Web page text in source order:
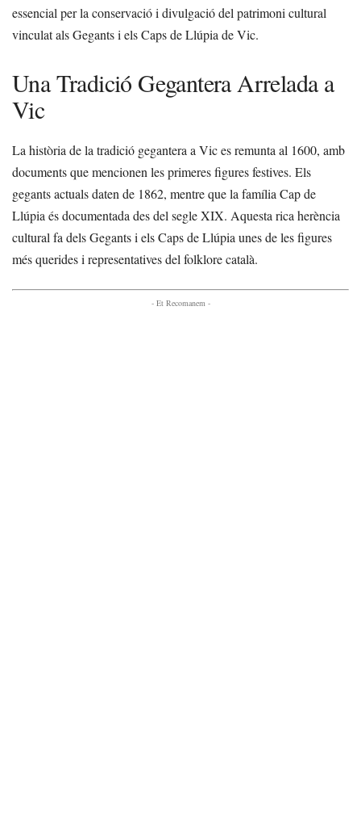
essencial per la conservació i divulgació del patrimoni cultural
vinculat als Gegants i els Caps de Llúpia de Vic.
Una Tradició Gegantera Arrelada a
Vic
La història de la tradició gegantera a Vic es remunta al 1600, amb
documents que mencionen les primeres figures festives. Els
gegants actuals daten de 1862, mentre que la família Cap de
Llúpia és documentada des del segle XIX. Aquesta rica herència
cultural fa dels Gegants i els Caps de Llúpia unes de les figures
més querides i representatives del folklore català.
- Et Recomanem -